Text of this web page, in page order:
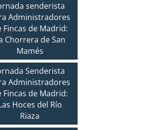
senderista
Administradores
Fincas de Madrid:
Chorrera de San
Mamés
Senderista
Administradores
Fincas de Madrid:
Hoces del Río
Riaza